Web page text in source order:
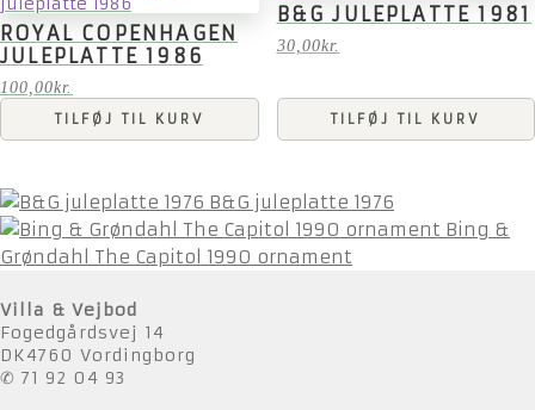
ROYAL COPENHAGEN
JULEPLATTE 1986
100,00kr.
TILFØJ TIL KURV
B&G JULEPLATTE 1981
30,00kr.
TILFØJ TIL KURV
B&G juleplatte 1976
Bing &
Grøndahl The Capitol 1990 ornament
Villa & Vejbod
Fogedgårdsvej 14
DK4760 Vordingborg
✆ 71 92 04 93